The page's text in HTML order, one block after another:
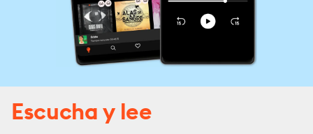
Escucha y lee